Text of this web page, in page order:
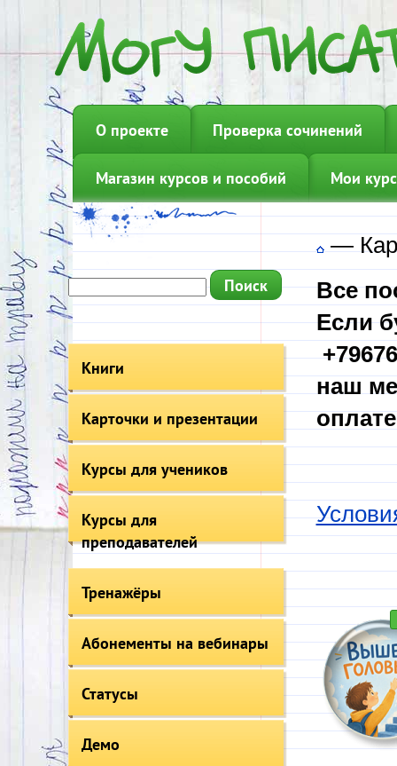
О проекте Проверка сочинений
Магазин курсов и пособий Мои
Книги
Карточки и презентации
Курсы для учеников
Курсы для
преподавателей
Тренажёры
Абонементы на вебинары
Статусы
Демо
—
Все
Если
наш